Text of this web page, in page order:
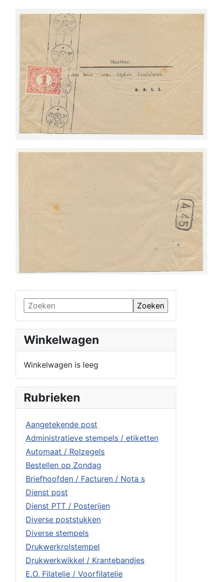
Winkelwagen
Winkelwagen is leeg
Rubrieken
Aangetekende post
Administratieve stempels / etiketten
Automaat / Rolzegels
Bestellen op Zondag
Briefhoofden / Facturen / Nota s
Dienst post
Dienst PTT / Posterijen
Diverse poststukken
Diverse stempels
Drukwerkrolstempel
Drukwerkwikkel / Krantebandjes
E.O. Filatelie / Voorfilatelie